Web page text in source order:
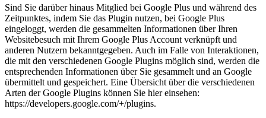
Sind Sie darüber hinaus Mitglied bei Google Plus und während des
Zeitpunktes, indem Sie das Plugin nutzen, bei Google Plus
eingeloggt, werden die gesammelten Informationen über Ihren
Websitebesuch mit Ihrem Google Plus Account verknüpft und
anderen Nutzern bekanntgegeben. Auch im Falle von Interaktionen,
die mit den verschiedenen Google Plugins möglich sind, werden die
entsprechenden Informationen über Sie gesammelt und an Google
übermittelt und gespeichert. Eine Übersicht über die verschiedenen
Arten der Google Plugins können Sie hier einsehen:
https://developers.google.com/+/plugins.